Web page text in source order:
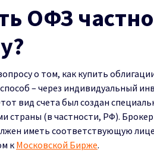
ОФЗ
о том, как купить
– через индивидуальный
вид счета был создан
страны (в частности, РФ).
иметь соответствующую
к Московской Бирже.